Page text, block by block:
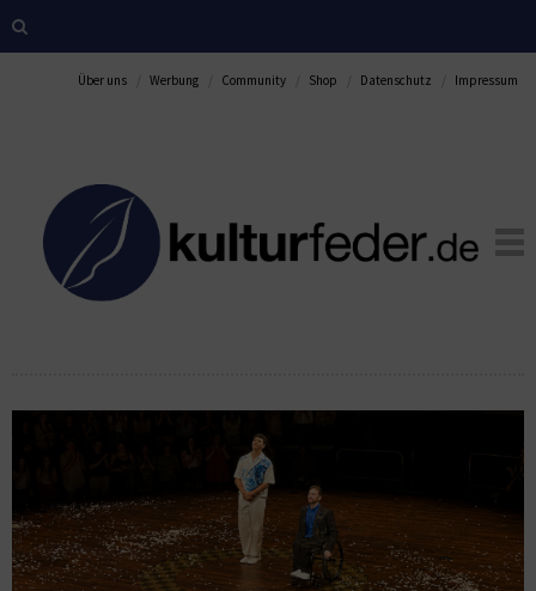
Über uns Werbung Community Shop Datenschutz Impressum